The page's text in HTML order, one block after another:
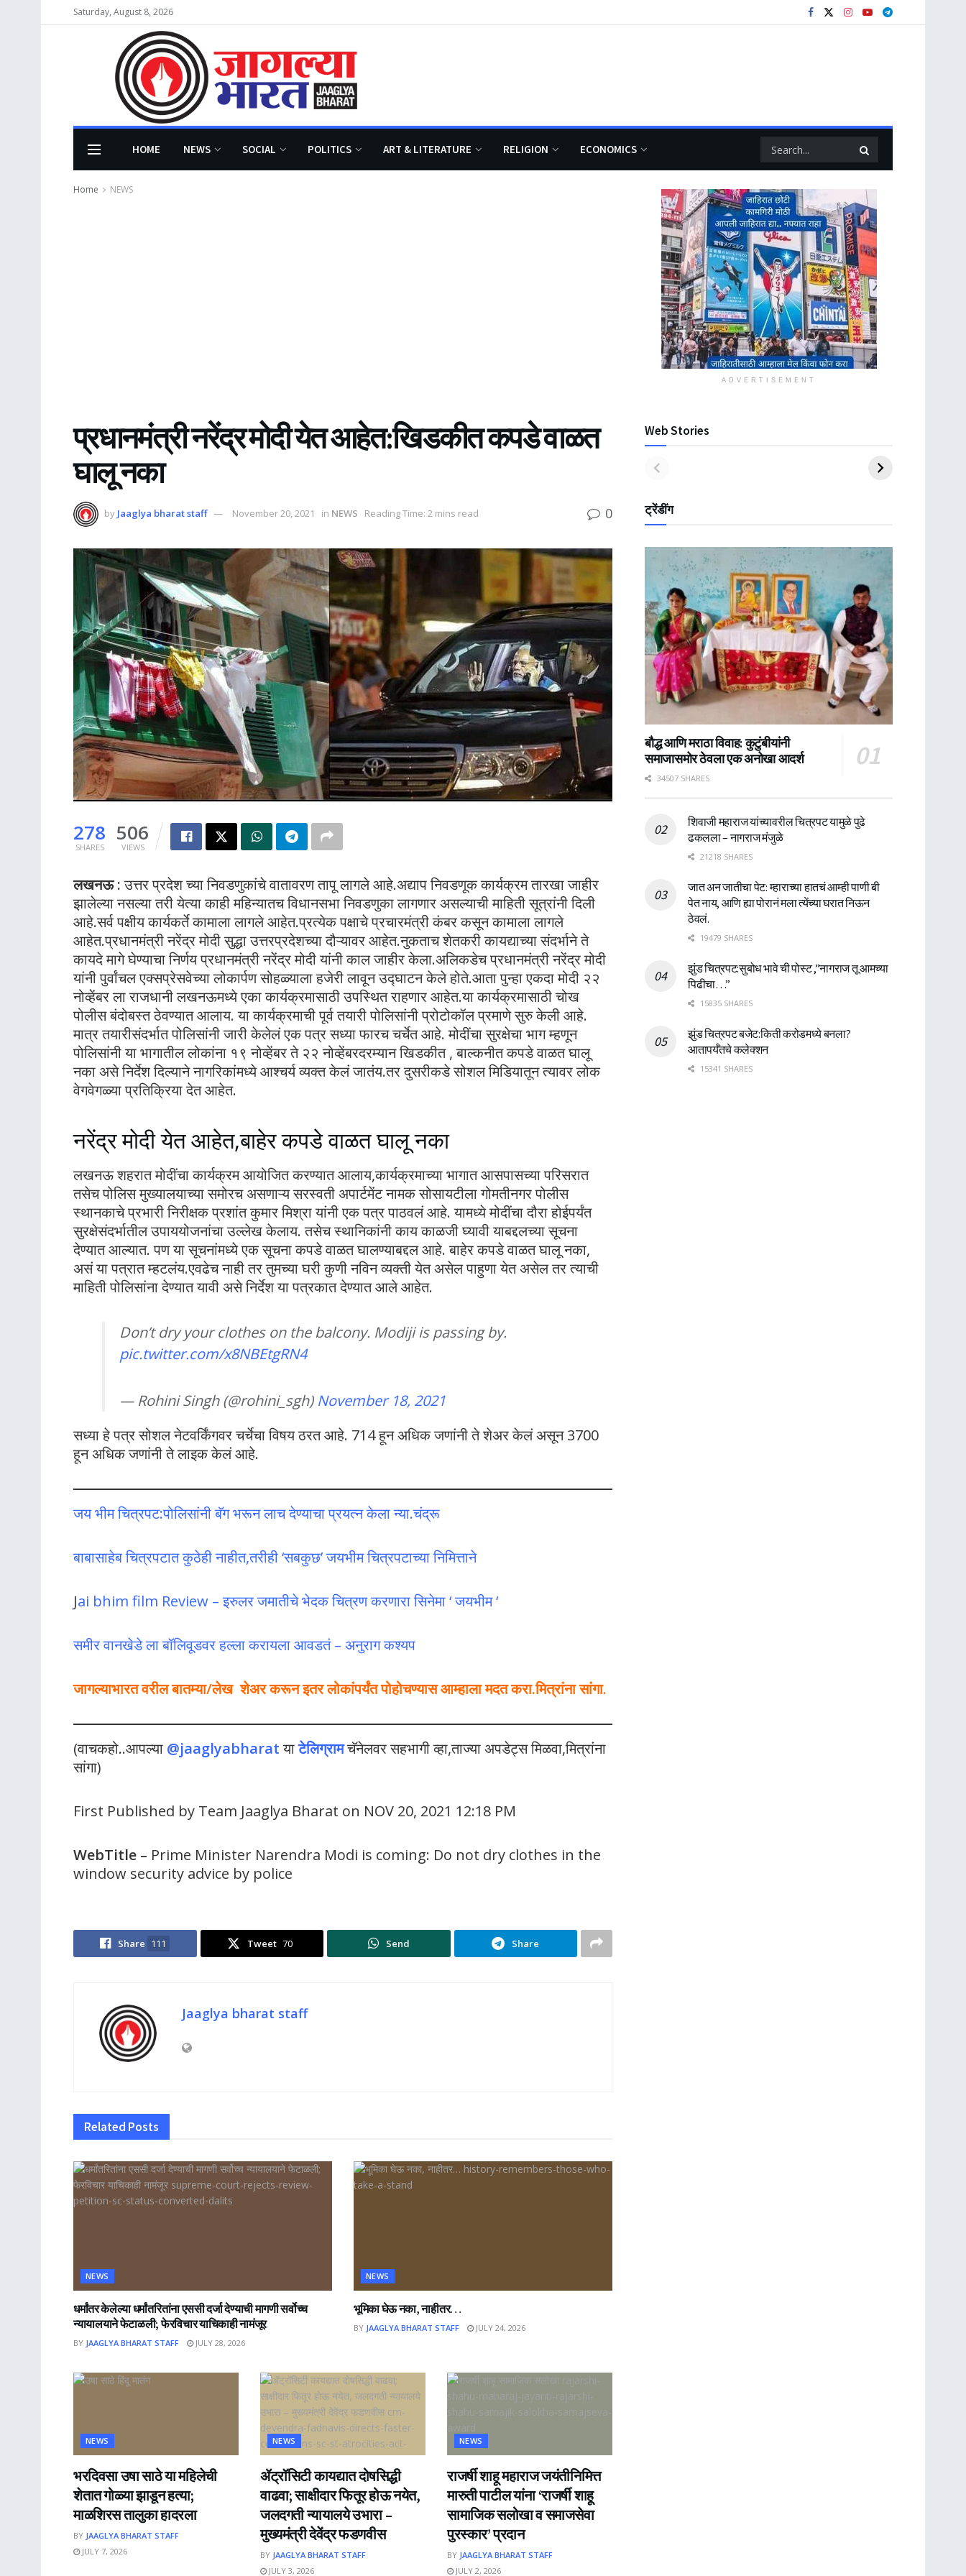
Saturday, August 8, 2026
HOME NEWS SOCIAL POLITICS ART & LITERATURE RELIGION ECONOMICS
Home NEWS
प्रधानमंत्री नरेंद्र मोदी येत आहेत:खिडकीत कपडे वाळत
घालू नका
by Jaaglya bharat staff November 20, 2021 in NEWS Reading Time: 2 mins read 0
278
SHARES
506
VIEWS
लखनऊ :उत्तर प्रदेश च्या निवडणुकांचे वातावरण तापू लागले आहे.अद्याप निवडणूक कार्यक्रम तारखा जाहीर
झालेल्या नसल्या तरी येत्या काही महिन्यातच विधानसभा निवडणुका लागणार असल्याची माहिती सूत्रांनी दिली
आहे.सर्व पक्षीय कार्यकर्ते कामाला लागले आहेत.प्रत्येक पक्षाचे प्रचारमंत्री कंबर कसून कामाला लागले
आहेत.प्रधानमंत्री नरेंद्र मोदी सुद्धा उत्तरप्रदेशच्या दौऱ्यावर आहेत.नुकताच शेतकरी कायद्याच्या संदर्भाने ते
कायदे मागे घेण्याचा निर्णय प्रधानमंत्री नरेंद्र मोदी यांनी काल जाहीर केला.अलिकडेच प्रधानमंत्री नरेंद्र मोदी
यांनी पुर्वांचल एक्सप्रेसवेच्या लोकार्पण सोहळ्याला हजेरी लावून उद्घाटन केले होते.आता पुन्हा एकदा मोदी २२
नोव्हेंबर ला राजधानी लखनऊमध्ये एका कार्यक्रमासाठी उपस्थित राहणार आहेत.या कार्यक्रमासाठी चोख
पोलीस बंदोबस्त ठेवण्यात आलाय. या कार्यक्रमाची पूर्व तयारी पोलिसांनी प्रोटोकॉल प्रमाणे सुरु केली आहे.
मात्र तयारीसंदर्भात पोलिसांनी जारी केलेलं एक पत्र सध्या फारच चर्चेत आहे. मोदींचा सुरक्षेचा भाग म्हणून
पोलिसांनी या भागातील लोकांना १९ नोव्हेंबर ते २२ नोव्हेंबरदरम्यान खिडकीत , बाल्कनीत कपडे वाळत घालू
नका असे निर्देश दिल्याने नागरिकांमध्ये आश्चर्य व्यक्त केलं जातंय.तर दुसरीकडे सोशल मिडियातून त्यावर लोक
वेगवेगळ्या प्रतिक्रिया देत आहेत.
नरेंद्र मोदी येत आहेत,बाहेर कपडे वाळत घालू नका
लखनऊ शहरात मोदींचा कार्यक्रम आयोजित करण्यात आलाय,कार्यक्रमाच्या भागात आसपासच्या परिसरात
तसेच पोलिस मुख्यालयाच्या समोरच असणाऱ्य सरस्वती अपार्टमेंट नामक सोसायटीला गोमतीनगर पोलीस
स्थानकाचे प्रभारी निरीक्षक प्रशांत कुमार मिश्रा यांनी एक पत्र पाठवलं आहे. यामध्ये मोदींचा दौरा होईपर्यंत
सुरक्षेसंदर्भातील उपाययोजनांचा उल्लेख केलाय. तसेच स्थानिकांनी काय काळजी घ्यावी याबद्दलच्या सूचना
देण्यात आल्यात. पण या सूचनांमध्ये एक सूचना कपडे वाळत घालण्याबद्दल आहे. बाहेर कपडे वाळत घालू नका,
असं या पत्रात म्हटलंय.एवढेच नाही तर तुमच्या घरी कुणी नविन व्यक्ती येत असेल पाहुणा येत असेल तर त्याची
माहिती पोलिसांना देण्यात यावी असे निर्देश या पत्रकात देण्यात आले आहेत.
Don’t dry your clothes on the balcony. Modiji is passing by.
pic.twitter.com/x8NBEtgRN4
— Rohini Singh (@rohini_sgh) November 18, 2021
सध्या हे पत्र सोशल नेटवर्किंगवर चर्चेचा विषय ठरत आहे. 714 हून अधिक जणांनी ते शेअर केलं असून 3700
हून अधिक जणांनी ते लाइक केलं आहे.
जय भीम चित्रपट:पोलिसांनी बॅग भरून लाच देण्याचा प्रयत्न केला न्या.चंद्रू
बाबासाहेब चित्रपटात कुठेही नाहीत,तरीही ‘सबकुछ’ जयभीम चित्रपटाच्या निमित्ताने
Jai bhim film Review – इरुलर जमातीचे भेदक चित्रण करणारा सिनेमा ‘ जयभीम ‘
समीर वानखेडे ला बॉलिवूडवर हल्ला करायला आवडतं – अनुराग कश्यप
जागल्याभारत वरील बातम्या/लेख शेअर करून इतर लोकांपर्यंत पोहोचण्यास आम्हाला मदत करा.मित्रांना सांगा.
(वाचकहो..आपल्या @jaaglyabharat याटेलिग्रामचॅनेलवर सहभागी व्हा,ताज्या अपडेट्स मिळवा,मित्रांना
सांगा)
First Published by Team Jaaglya Bharat on NOV 20, 2021 12:18 PM
WebTitle – Prime Minister Narendra Modi is coming: Do not dry clothes in the
window security advice by police
Share 111 Tweet 70 Send Share
Jaaglya bharat staff
Related Posts
NEWS
धर्मांतर केलेल्या धर्मांतरितांना एससी दर्जा देण्याची मागणी सर्वोच्च
न्यायालयाने फेटाळली; फेरविचार याचिकाही नामंजूर
BY JAAGLYA BHARAT STAFF JULY 28, 2026
NEWS
भूमिका घेऊ नका, नाहीतर…
BY JAAGLYA BHARAT STAFF JULY 24, 2026
NEWS
भरदिवसा उषा साठे या महिलेची
शेतात गोळ्या झाडून हत्या;
माळशिरस तालुका हादरला
BY JAAGLYA BHARAT STAFF
JULY 7, 2026
NEWS
ॲट्रॉसिटी कायद्यात दोषसिद्धी
वाढवा; साक्षीदार फितूर होऊ नयेत,
जलदगती न्यायालये उभारा –
मुख्यमंत्री देवेंद्र फडणवीस
BY JAAGLYA BHARAT STAFF
JULY 3, 2026
NEWS
राजर्षी शाहू महाराज जयंतीनिमित्त
मारुती पाटील यांना ‘राजर्षी शाहू
सामाजिक सलोखा व समाजसेवा
पुरस्कार’ प्रदान
BY JAAGLYA BHARAT STAFF
JULY 2, 2026
ADVERTISEMENT
Web Stories
ट्रेंडींग
बौद्ध आणि मराठा विवाह: कुटुंबीयांनी
समाजासमोर ठेवला एक अनोखा आदर्श
34507 SHARES
शिवाजी महाराज यांच्यावरील चित्रपट यामुळे पुढे
ढकलला – नागराज मंजुळे
21218 SHARES
जात अन जातीचा पेट: म्हाराच्या हातचं आम्ही पाणी बी
पेत नाय, आणि ह्या पोरानं मला त्येंच्या घरात निऊन
ठेवलं.
19479 SHARES
झुंड चित्रपट:सुबोध भावे ची पोस्ट ,”नागराज तू आमच्या
पिढीचा…”
15835 SHARES
झुंड चित्रपट बजेट:किती करोडमध्ये बनला?
आतापर्यँतचे कलेक्शन
15341 SHARES